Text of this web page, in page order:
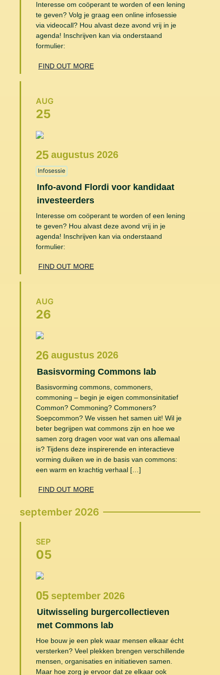
Interesse om coöperant te worden of een lening
te geven? Volg je graag een online infosessie
via videocall? Hou alvast deze avond vrij in je
agenda! Inschrijven kan via onderstaand
formulier:
FIND OUT MORE
AUG
25
25 augustus 2026
Infosessie
Info-avond Flordi voor kandidaat
investeerders
Interesse om coöperant te worden of een lening
te geven? Hou alvast deze avond vrij in je
agenda! Inschrijven kan via onderstaand
formulier:
FIND OUT MORE
AUG
26
26 augustus 2026
Basisvorming Commons lab
Basisvorming commons, commoners,
commoning – begin je eigen commonsinitatief
Common? Commoning? Commoners?
Soepcommon? We vissen het samen uit! Wil je
beter begrijpen wat commons zijn en hoe we
samen zorg dragen voor wat van ons allemaal
is? Tijdens deze inspirerende en interactieve
vorming duiken we in de basis van commons:
een warm en krachtig verhaal […]
FIND OUT MORE
september 2026
SEP
05
05 september 2026
Uitwisseling burgercollectieven
met Commons lab
Hoe bouw je een plek waar mensen elkaar écht
versterken? Veel plekken brengen verschillende
mensen, organisaties en initiatieven samen.
Maar hoe zorg je ervoor dat ze elkaar ook